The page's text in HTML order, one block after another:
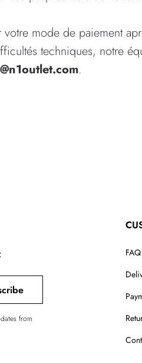
mode de paiement
techniques, notre
.
from
FAQ